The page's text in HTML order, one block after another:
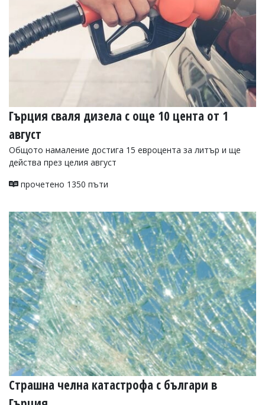
Гърция сваля дизела с още 10 цента от 1
август
Общото намаление достига 15 евроцента за литър и ще
действа през целия август
прочетено 1350 пъти
Страшна челна катастрофа с българи в